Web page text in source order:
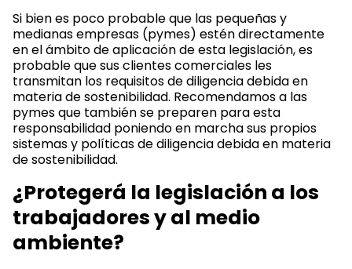
Si bien es poco probable que las pequeñas y
medianas empresas (pymes) estén directamente
en el ámbito de aplicación de esta legislación, es
probable que sus clientes comerciales les
transmitan los requisitos de diligencia debida en
materia de sostenibilidad. Recomendamos a las
pymes que también se preparen para esta
responsabilidad poniendo en marcha sus propios
sistemas y políticas de diligencia debida en materia
de sostenibilidad.
¿Protegerá la legislación a los
trabajadores y al medio
ambiente?